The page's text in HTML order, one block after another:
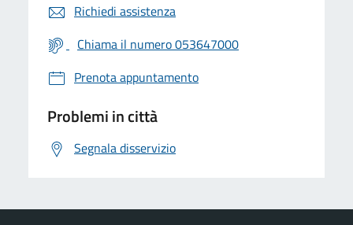
Richiedi assistenza
Chiama il numero 053647000
Prenota appuntamento
Problemi in città
Segnala disservizio